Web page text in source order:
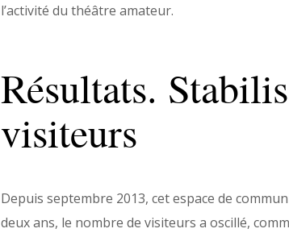
l’activité du théâtre amateur.
Résultats.
visiteurs
Depuis septembre 2013, cet espace de
deux ans, le nombre de visiteurs a oscillé,